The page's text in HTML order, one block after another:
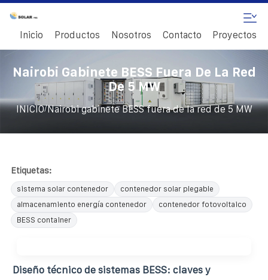
Inicio Productos Nosotros Contacto Proyectos
Nairobi Gabinete BESS Fuera De La Red
De 5 MW
INICIO/Nairobi gabinete BESS fuera de la red de 5 MW
Etiquetas:
sistema solar contenedor
contenedor solar plegable
almacenamiento energía contenedor
contenedor fotovoltaico
BESS container
Diseño técnico de sistemas BESS: claves y